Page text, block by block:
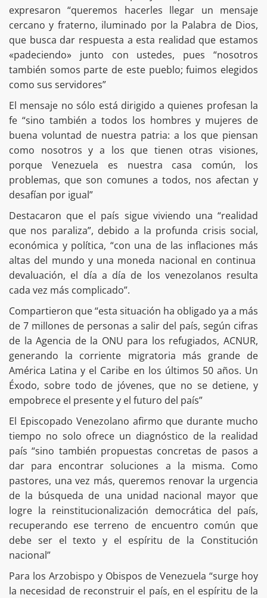
expresaron “queremos hacerles llegar un mensaje
cercano y fraterno, iluminado por la Palabra de Dios,
que busca dar respuesta a esta realidad que estamos
«padeciendo» junto con ustedes, pues “nosotros
también somos parte de este pueblo; fuimos elegidos
como sus servidores”
El mensaje no sólo está dirigido a quienes profesan la
fe “sino también a todos los hombres y mujeres de
buena voluntad de nuestra patria: a los que piensan
como nosotros y a los que tienen otras visiones,
porque Venezuela es nuestra casa común, los
problemas, que son comunes a todos, nos afectan y
desafían por igual”
Destacaron que el país sigue viviendo una “realidad
que nos paraliza”, debido a la profunda crisis social,
económica y política, “con una de las inflaciones más
altas del mundo y una moneda nacional en continua
devaluación, el día a día de los venezolanos resulta
cada vez más complicado”.
Compartieron que “esta situación ha obligado ya a más
de 7 millones de personas a salir del país, según cifras
de la Agencia de la ONU para los refugiados, ACNUR,
generando la corriente migratoria más grande de
América Latina y el Caribe en los últimos 50 años. Un
Éxodo, sobre todo de jóvenes, que no se detiene, y
empobrece el presente y el futuro del país”
El Episcopado Venezolano afirmo que durante mucho
tiempo no solo ofrece un diagnóstico de la realidad
país “sino también propuestas concretas de pasos a
dar para encontrar soluciones a la misma. Como
pastores, una vez más, queremos renovar la urgencia
de la búsqueda de una unidad nacional mayor que
logre la reinstitucionalización democrática del país,
recuperando ese terreno de encuentro común que
debe ser el texto y el espíritu de la Constitución
nacional”
Para los Arzobispo y Obispos de Venezuela “surge hoy
la necesidad de reconstruir el país, en el espíritu de la